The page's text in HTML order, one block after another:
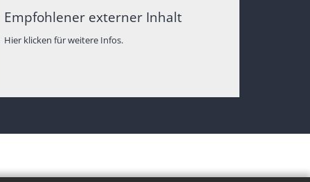
Empfohlener externer Inhalt
Hier klicken für weitere Infos.